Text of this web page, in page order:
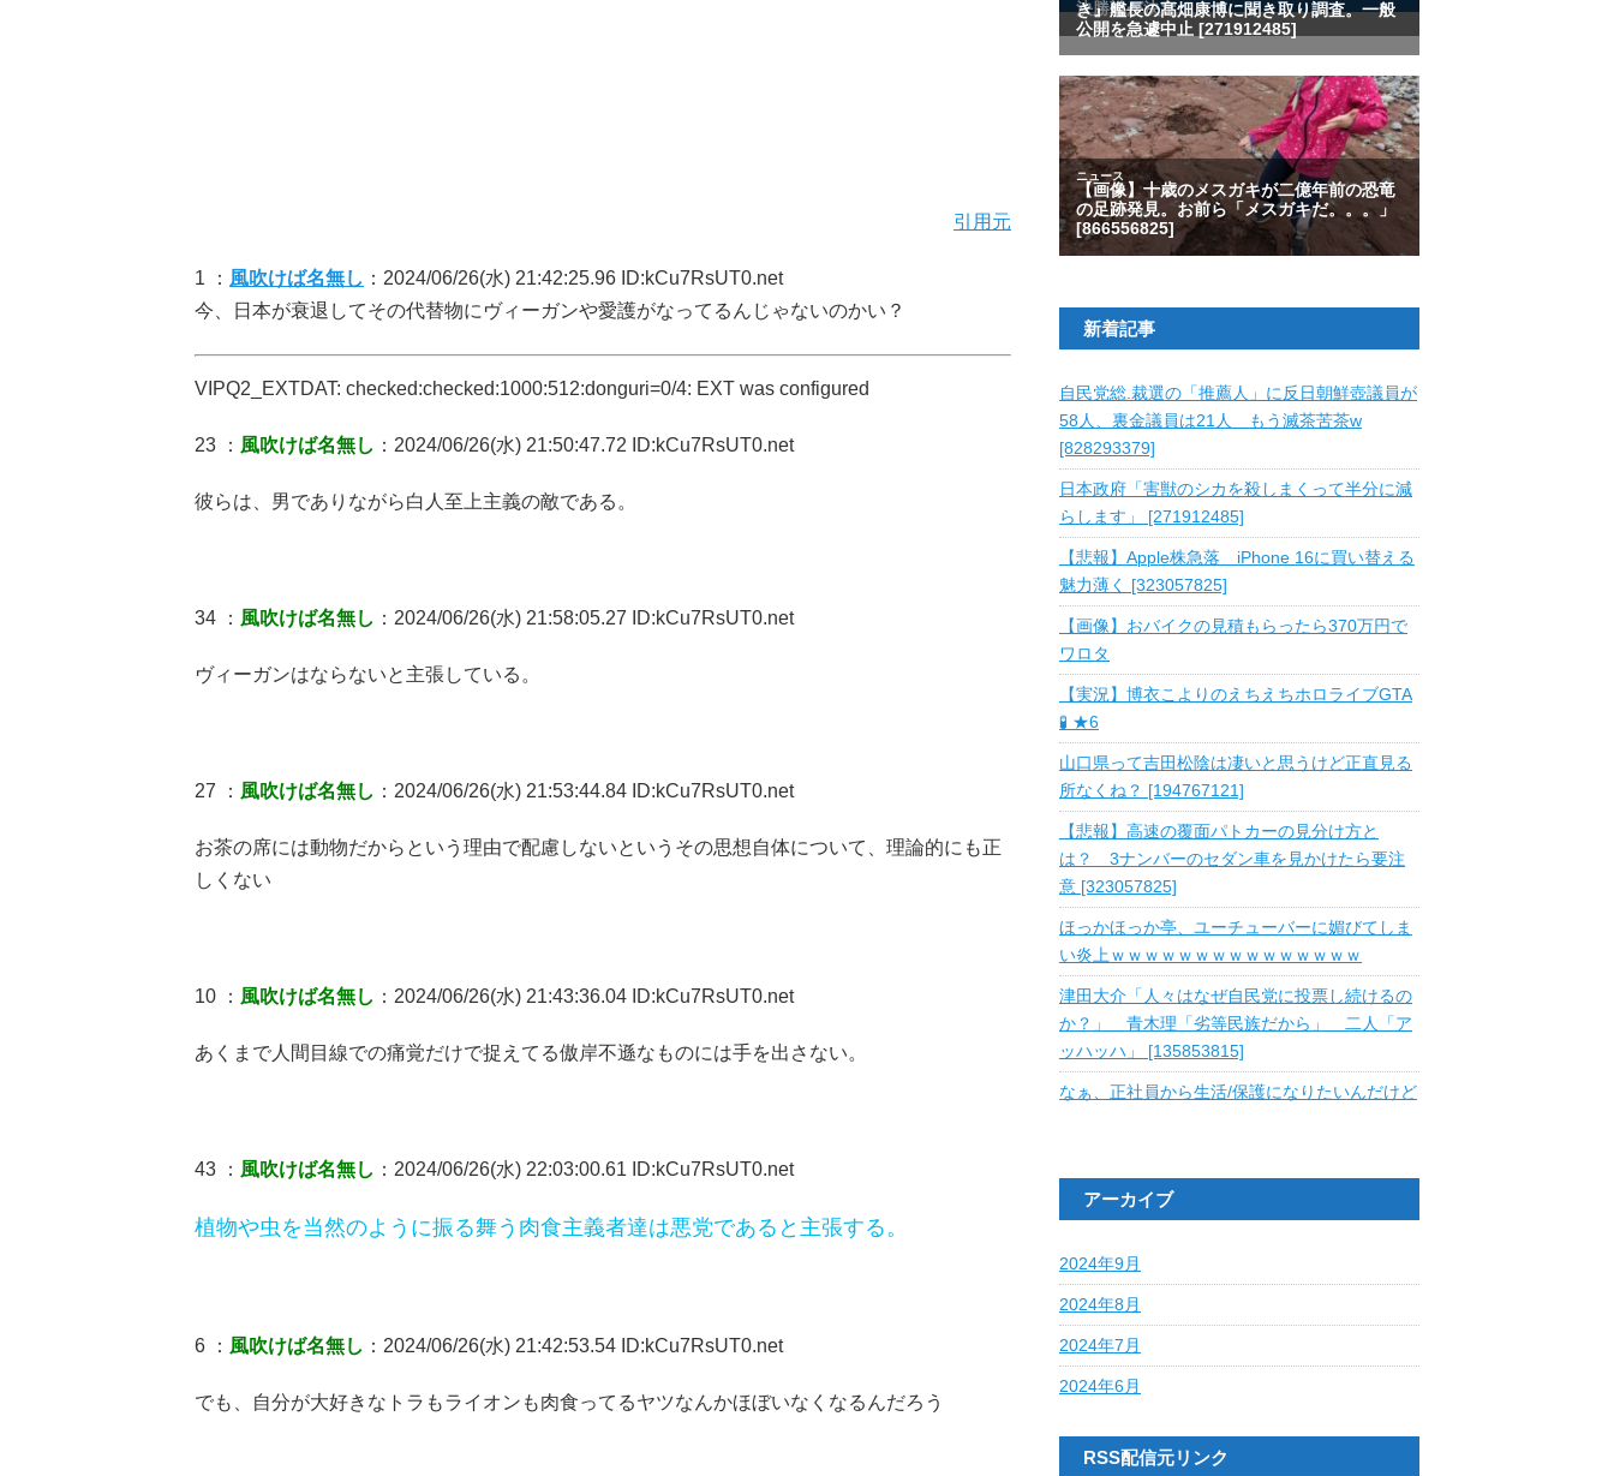
引用元
1 ： 風吹けば名無し ：2024/06/26(水) 21:42:25.96 ID:kCu7RsUT0.net
今、日本が衰退してその代替物にヴィーガンや愛護がなってるんじゃないのかい？
VIPQ2_EXTDAT: checked:checked:1000:512:donguri=0/4: EXT was configured
23 ： 風吹けば名無し ：2024/06/26(水) 21:50:47.72 ID:kCu7RsUT0.net
彼らは、男でありながら白人至上主義の敵である。
34 ： 風吹けば名無し ：2024/06/26(水) 21:58:05.27 ID:kCu7RsUT0.net
ヴィーガンはならないと主張している。
27 ： 風吹けば名無し ：2024/06/26(水) 21:53:44.84 ID:kCu7RsUT0.net
お茶の席には動物だからという理由で配慮しないというその思想自体について、理論的にも正
しくない
10 ： 風吹けば名無し ：2024/06/26(水) 21:43:36.04 ID:kCu7RsUT0.net
あくまで人間目線での痛覚だけで捉えてる傲岸不遜なものには手を出さない。
43 ： 風吹けば名無し ：2024/06/26(水) 22:03:00.61 ID:kCu7RsUT0.net
植物や虫を当然のように振る舞う肉食主義者達は悪党であると主張する。
6 ： 風吹けば名無し ：2024/06/26(水) 21:42:53.54 ID:kCu7RsUT0.net
でも、自分が大好きなトラもライオンも肉食ってるヤツなんかほぼいなくなるんだろう
新着記事
自民党総.裁選の「推薦人」に反日朝鮮壺議員が
58人、裏金議員は21人 もう滅茶苦茶w
[828293379]
日本政府「害獣のシカを殺しまくって半分に減
らします」 [271912485]
【悲報】Apple株急落 iPhone 16に買い替える
魅力薄く [323057825]
【画像】おバイクの見積もらったら370万円で
ワロタ
【実況】博衣こよりのえちえちホロライブGTA
🧪 ★6
山口県って吉田松陰は凄いと思うけど正直見る
所なくね？ [194767121]
【悲報】高速の覆面パトカーの見分け方と
は？ 3ナンバーのセダン車を見かけたら要注
意 [323057825]
ほっかほっか亭、ユーチューバーに媚びてしま
い炎上ｗｗｗｗｗｗｗｗｗｗｗｗｗｗｗ
津田大介「人々はなぜ自民党に投票し続けるの
か？」 青木理「劣等民族だから」 二人「ア
ッハッハ」 [135853815]
なぁ、正社員から生活/保護になりたいんだけど
アーカイブ
2024年9月
2024年8月
2024年7月
2024年6月
RSS配信元リンク